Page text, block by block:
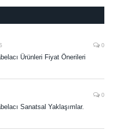
0
Ürünleri Fiyat Önerileri
0
Sanatsal Yaklaşımlar.